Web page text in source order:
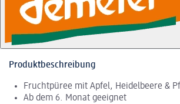
Produktbeschreibung
Fruchtpüree mit Apfel, Heidelbeere &
Ab dem 6. Monat geeignet